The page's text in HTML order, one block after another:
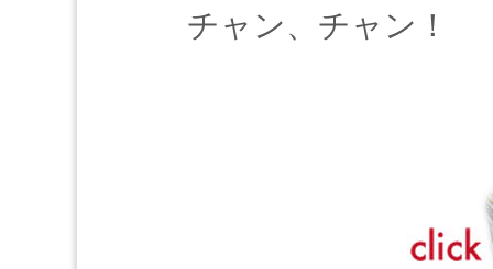
チャン、チャン！